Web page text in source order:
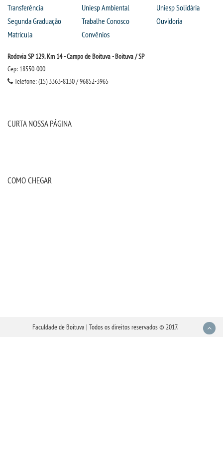
Transferência
Segunda Graduação
Matrícula
Uniesp Ambiental
Trabalhe Conosco
Convênios
Uniesp Solidária
Ouvidoria
Rodovia SP 129, Km 14 - Campo de Boituva - Boituva / SP
Cep: 18550-000
Telefone: (15) 3363-8130 / 96852-3965
CURTA NOSSA PÁGINA
COMO CHEGAR
Faculdade de Boituva | Todos os direitos reservados © 2017.